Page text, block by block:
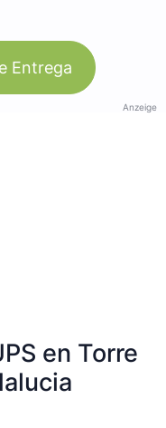
Entrega
Anzeige
en Torre